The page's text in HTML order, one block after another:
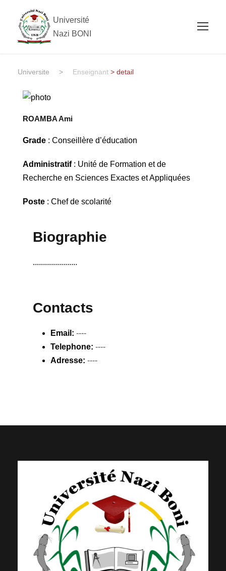
Université
Nazi BONI
Universite > Enseignant > detail
ROAMBA Ami
Grade: Conseillère d’éducation
Administratif : Unité de Formation et de
Recherche en Sciences Exactes et Appliquées
Poste: Chef de scolarité
Biographie
......................
Contacts
Email: ----
Telephone: ----
Adresse: ----